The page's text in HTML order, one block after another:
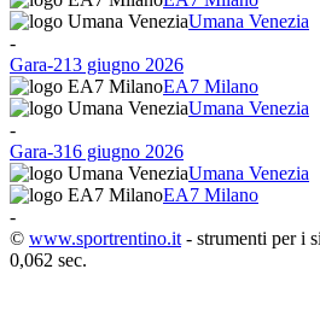
Umana Venezia
-
Gara-213 giugno 2026
EA7 Milano
Umana Venezia
-
Gara-316 giugno 2026
Umana Venezia
EA7 Milano
-
© www.sportrentino.it - strumenti per i
0,062 sec.